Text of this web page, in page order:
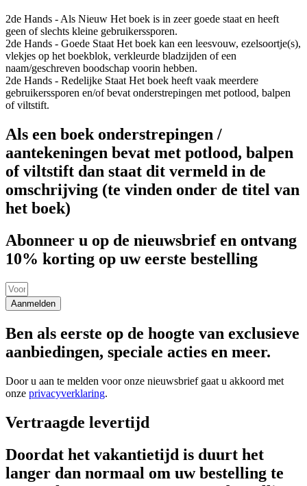
2de Hands - Als Nieuw Het boek is in zeer goede staat en heeft
geen of slechts kleine gebruikerssporen.
2de Hands - Goede Staat Het boek kan een leesvouw, ezelsoortje(s),
vlekjes op het boekblok, verkleurde bladzijden of een
naam/geschreven boodschap voorin hebben.
2de Hands - Redelijke Staat Het boek heeft vaak meerdere
gebruikerssporen en/of bevat onderstrepingen met potlood, balpen
of viltstift.
Als een boek onderstrepingen /
aantekeningen bevat met potlood, balpen
of viltstift dan staat dit vermeld in de
omschrijving (te vinden onder de titel van
het boek)
Abonneer u op de nieuwsbrief en ontvang
10% korting op uw eerste bestelling
Aanmelden
Ben als eerste op de hoogte van exclusieve
aanbiedingen, speciale acties en meer.
Door u aan te melden voor onze nieuwsbrief gaat u akkoord met
onze privacyverklaring.
Vertraagde levertijd
Doordat het vakantietijd is duurt het
langer dan normaal om uw bestelling te